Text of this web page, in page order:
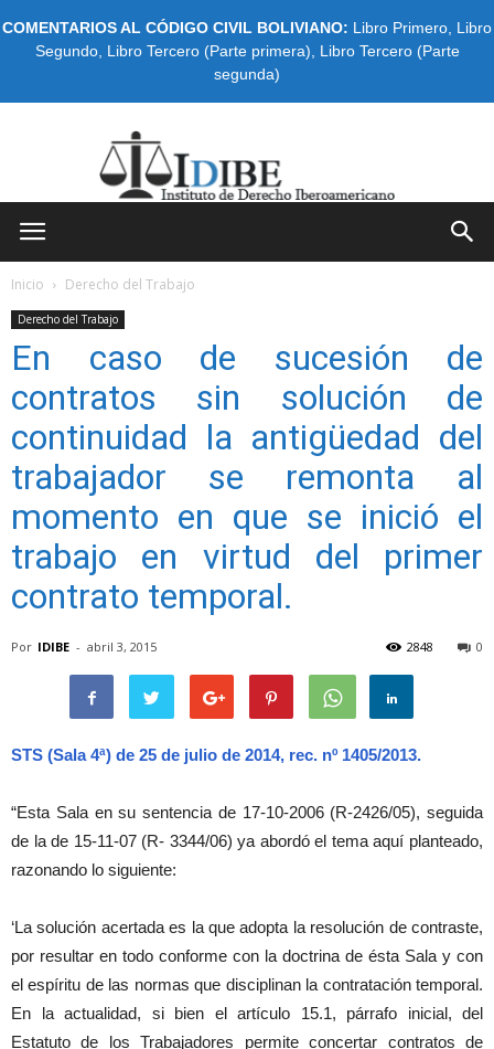
COMENTARIOS AL CÓDIGO CIVIL BOLIVIANO: Libro Primero Libro
Segundo, Libro Tercero (Parte primera)
Libro Tercero (Parte
segunda)
Inicio Derecho del Trabajo
Derecho del Trabajo
En caso de sucesión de
contratos sin solución de
continuidad la antigüedad del
trabajador se remonta al
momento en que se inició el
trabajo en virtud del primer
contrato temporal.
Por IDIBE - abril 3, 2015 0
2848
STS (Sala 4ª) de 25 de julio de 2014, rec. nº 1405/2013.
“Esta Sala en su sentencia de 17-10-2006 (R-2426/05), seguida
de la de 15-11-07 (R- 3344/06) ya abordó el tema aquí planteado,
razonando lo siguiente:
‘La solución acertada es la que adopta la resolución de contraste,
por resultar en todo conforme con la doctrina de ésta Sala y con
el espíritu de las normas que disciplinan la contratación temporal.
En la actualidad, si bien el artículo 15.1, párrafo inicial, del
Estatuto de los Trabajadores permite concertar contratos de